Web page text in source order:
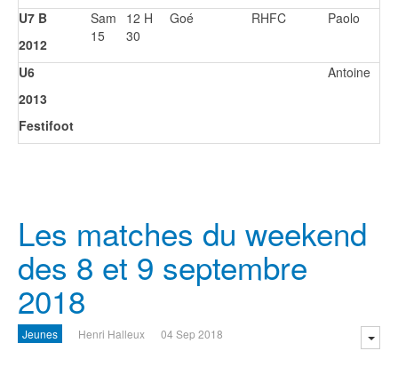
U7 B
2012
Sam
15
12 H
30
Goé RHFC Paolo
U6
2013
Festifoot
Antoine
Les matches du weekend
des 8 et 9 septembre
2018
Jeunes Henri Halleux 04 Sep 2018